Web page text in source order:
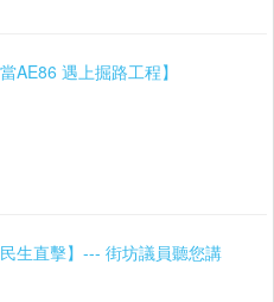
AE86 遇上掘路工程】
生直擊】--- 街坊議員聽您講